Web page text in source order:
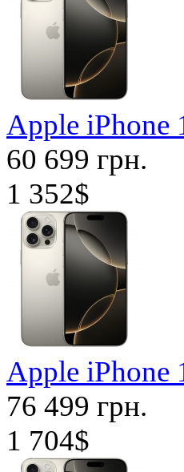
Apple iPhone
60 699 грн.
1 352$
Apple iPhone
76 499 грн.
1 704$